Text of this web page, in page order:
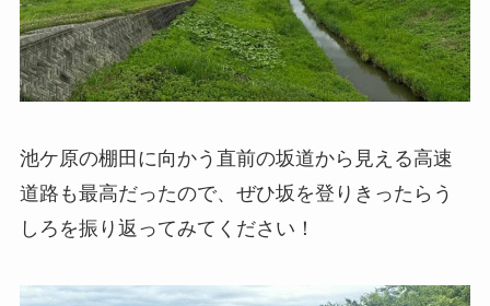
池ケ原の棚田に向かう直前の坂道から見える高速
道路も最高だったので、ぜひ坂を登りきったらう
しろを振り返ってみてください！